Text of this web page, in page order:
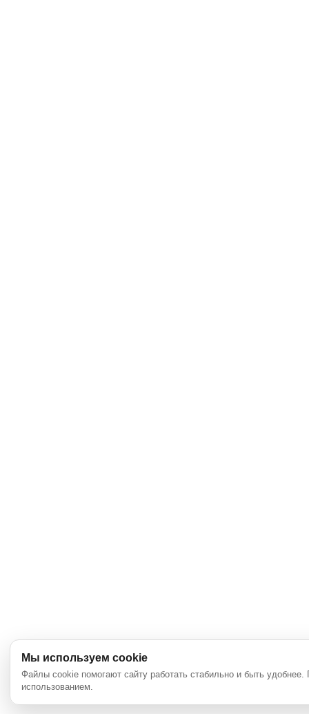
Мы используем cookie
Файлы cookie помогают сайту работать стабильно и быть
использованием.